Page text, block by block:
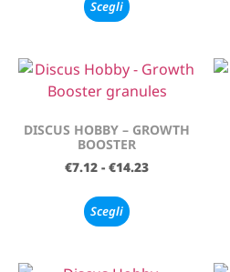
Scegli
DISCUS HOBBY – GROWTH
BOOSTER
€7.12 - €14.23
Scegli